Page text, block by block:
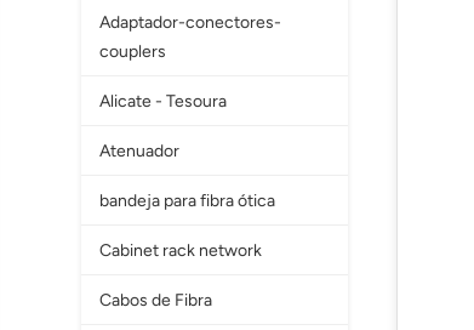
Adaptador-conectores-
couplers
Alicate - Tesoura
Atenuador
bandeja para fibra ótica
Cabinet rack network
Cabos de Fibra